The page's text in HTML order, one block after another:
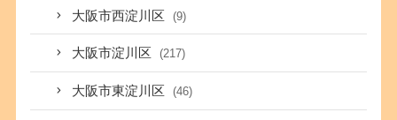
大阪市西淀川区 (9)
大阪市淀川区 (217)
大阪市東淀川区 (46)